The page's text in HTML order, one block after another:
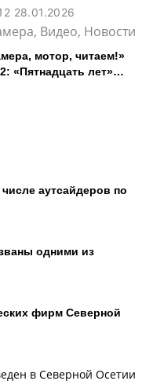
аутсайдеров по
одними из
фирм Северной
в Северной Осетии
28.01.2026
Видео, Новости
мотор, читаем!»
«Пятнадцать лет»